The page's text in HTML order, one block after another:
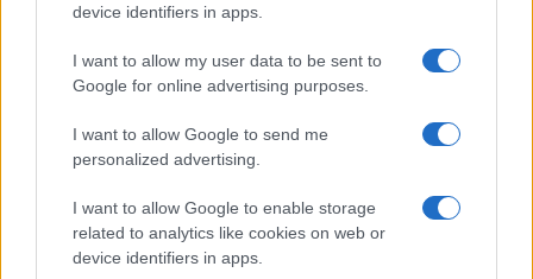
device identifiers in apps.
I want to allow my user data to be sent to
Google for online advertising purposes.
I want to allow Google to send me
personalized advertising.
I want to allow Google to enable storage
related to analytics like cookies on web or
device identifiers in apps.
Πυροσβεστική: Τρεις συλλήψεις για πρόκληση